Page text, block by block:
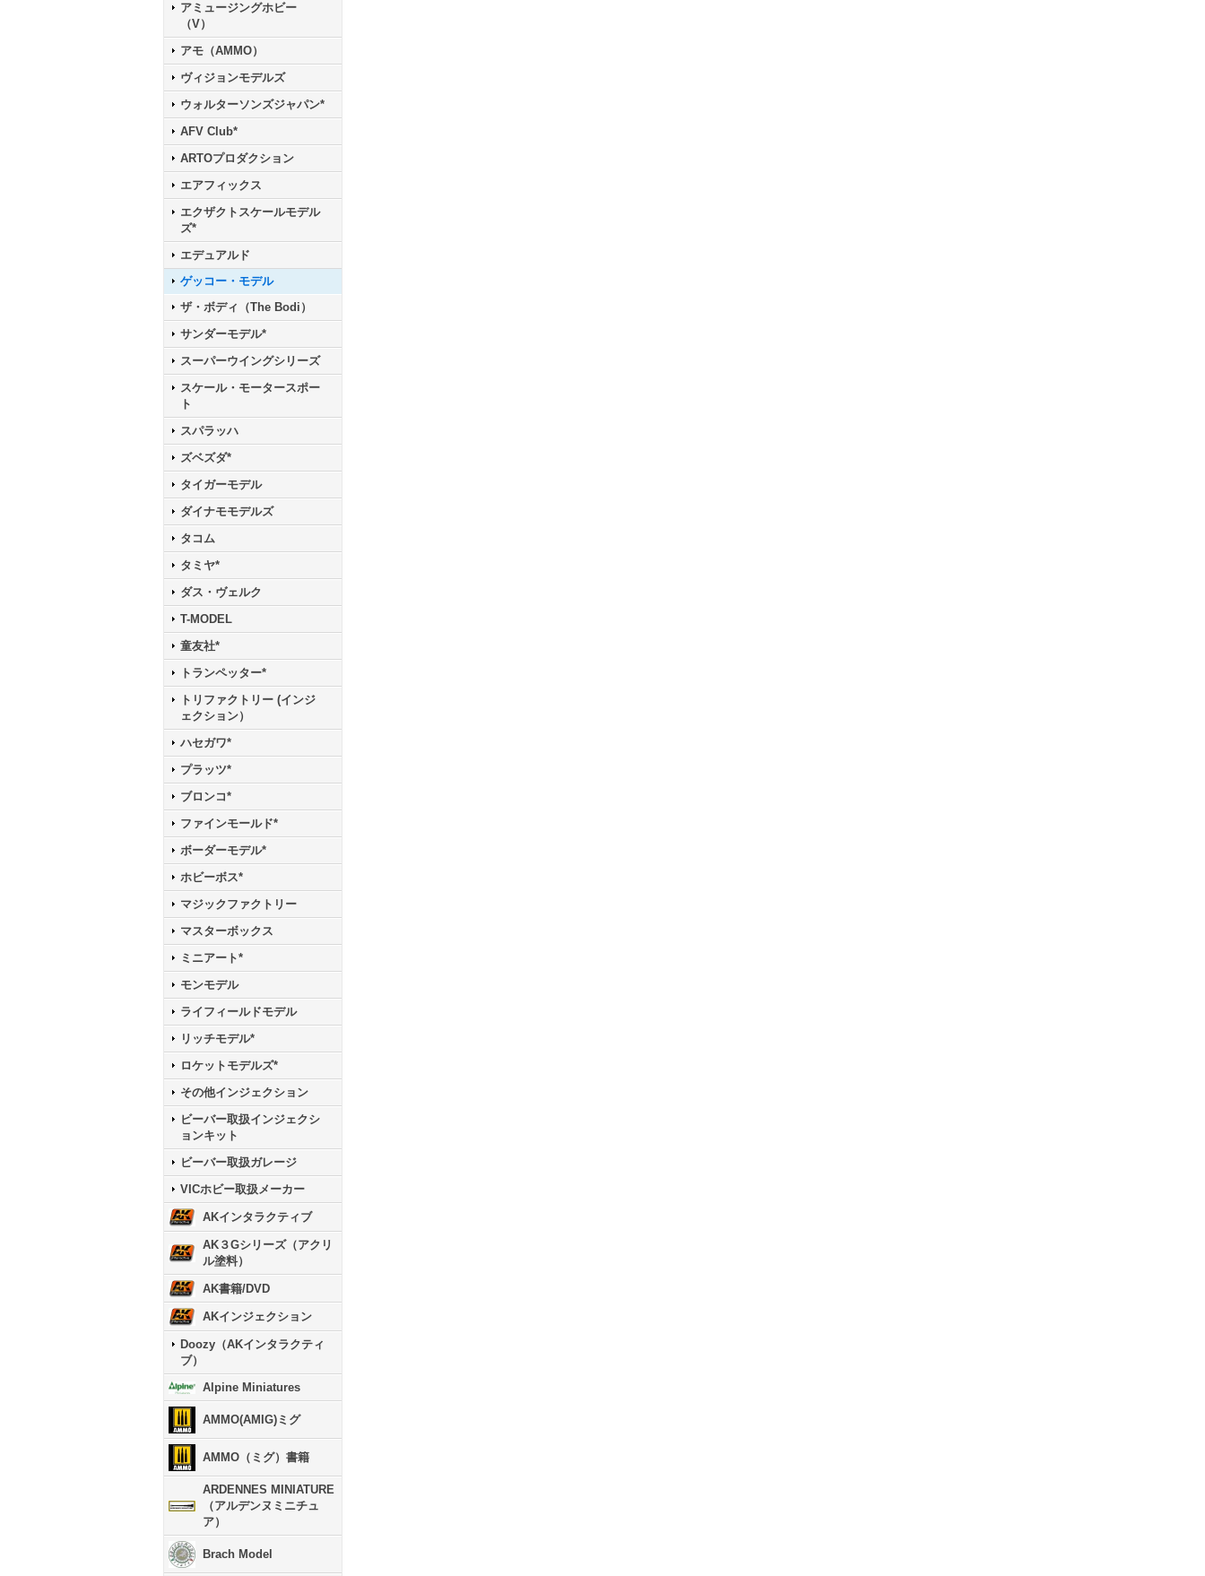
アミュージングホビー
（V）
アモ（AMMO）
ヴィジョンモデルズ
ウォルターソンズジャパン*
AFV Club*
ARTOプロダクション
エアフィックス
エクザクトスケールモデル
ズ*
エデュアルド
ゲッコー・モデル
ザ・ボディ（The Bodi）
サンダーモデル*
スーパーウイングシリーズ
スケール・モータースポー
ト
スパラッハ
ズベズダ*
タイガーモデル
ダイナモモデルズ
タコム
タミヤ*
ダス・ヴェルク
T-MODEL
童友社*
トランペッター*
トリファクトリー (インジ
ェクション）
ハセガワ*
プラッツ*
ブロンコ*
ファインモールド*
ボーダーモデル*
ホビーボス*
マジックファクトリー
マスターボックス
ミニアート*
モンモデル
ライフィールドモデル
リッチモデル*
ロケットモデルズ*
その他インジェクション
ビーバー取扱インジェクシ
ョンキット
ビーバー取扱ガレージ
VICホビー取扱メーカー
AKインタラクティブ
AK３Gシリーズ（アクリ
ル塗料）
AK書籍/DVD
AKインジェクション
Doozy（AKインタラクティ
ブ）
Alpine Miniatures
AMMO(AMIG)ミグ
AMMO（ミグ）書籍
ARDENNES MINIATURE
（アルデンヌミニチュ
ア）
Brach Model